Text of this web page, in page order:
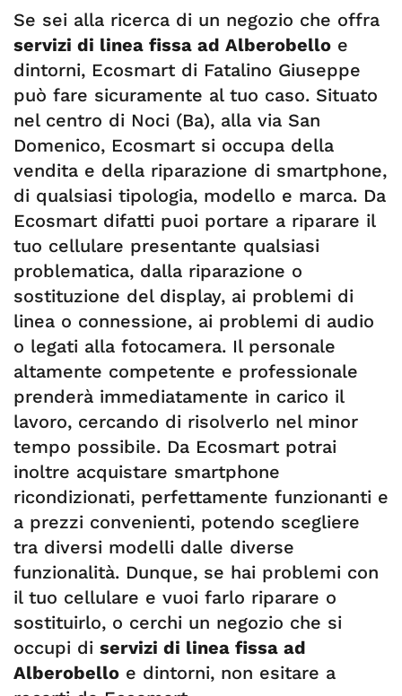
Se sei alla ricerca di un negozio che offra
servizi di linea fissa ad Alberobello e
dintorni, Ecosmart di Fatalino Giuseppe
può fare sicuramente al tuo caso. Situato
nel centro di Noci (Ba), alla via San
Domenico, Ecosmart si occupa della
vendita e della riparazione di smartphone,
di qualsiasi tipologia, modello e marca. Da
Ecosmart difatti puoi portare a riparare il
tuo cellulare presentante qualsiasi
problematica, dalla riparazione o
sostituzione del display, ai problemi di
linea o connessione, ai problemi di audio
o legati alla fotocamera. Il personale
altamente competente e professionale
prenderà immediatamente in carico il
lavoro, cercando di risolverlo nel minor
tempo possibile. Da Ecosmart potrai
inoltre acquistare smartphone
ricondizionati, perfettamente funzionanti e
a prezzi convenienti, potendo scegliere
tra diversi modelli dalle diverse
funzionalità. Dunque, se hai problemi con
il tuo cellulare e vuoi farlo riparare o
sostituirlo, o cerchi un negozio che si
occupi di servizi di linea fissa ad
Alberobello e dintorni, non esitare a